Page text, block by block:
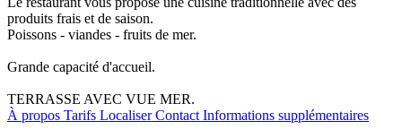
produits frais et de saison.
Poissons - viandes - fruits de mer.
Grande capacité d'accueil.
TERRASSE AVEC VUE MER.
À propos Tarifs Localiser Contact Informations supplémentaires